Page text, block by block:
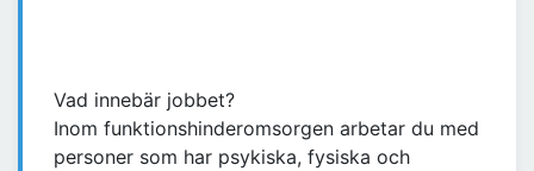
Vad innebär jobbet?
Inom funktionshinderomsorgen arbetar du med
personer som har psykiska, fysiska och